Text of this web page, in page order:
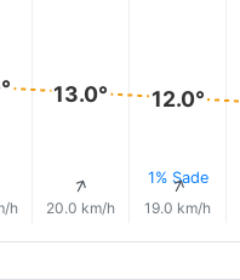
h
13.0°
↑
20.0 km/h
12.0°
1% Sade
↑
19.0 km/h